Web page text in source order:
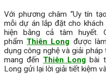
Với phương châm “Uy tín
mỗi dự án lắp đặt cho
hiện bằng cả tâm huyết.
phẩmThiên Long được
dụng công nghệ và giải pháp
mang đến Thiên Longbài
Long gửi lại lời giải tiết kiệm